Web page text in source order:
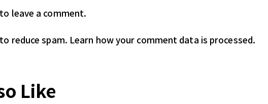
to leave a comment.
reduce spam. Learn how your comment data is processed.
Like